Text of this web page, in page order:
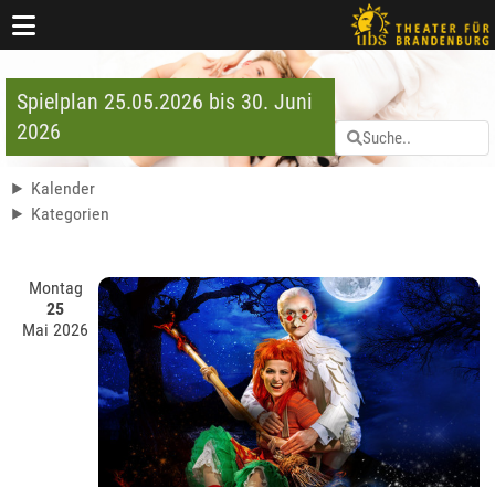
Spielplan 25.05.2026 bis 30. Juni
2026
Kalender
Kategorien
Montag
25
Mai 2026